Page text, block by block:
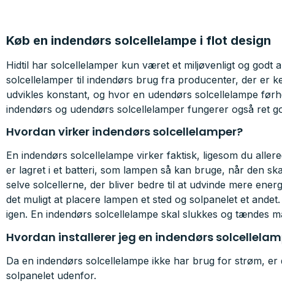
Køb en indendørs solcellelampe i flot design
Hidtil har solcellelamper kun været et miljøvenligt og godt
solcellelamper til indendørs brug fra producenter, der er
udvikles konstant, og hvor en udendørs solcellelampe
indendørs og udendørs solcellelamper fungerer også ret
Hvordan virker indendørs solcellelamper?
En indendørs solcellelampe virker faktisk, ligesom du
er lagret i et batteri, som lampen så kan bruge, når den
selve solcellerne, der bliver bedre til at udvinde mere
det muligt at placere lampen et sted og solpanelet et
igen. En indendørs solcellelampe skal slukkes og
Hvordan installerer jeg en indendørs
Da en indendørs solcellelampe ikke har brug for strøm,
solpanelet udenfor.